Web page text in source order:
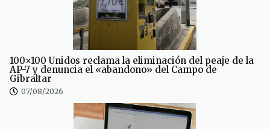
100×100 Unidos reclama la eliminación del peaje de la
AP-7 y denuncia el «abandono» del Campo de
Gibraltar
07/08/2026